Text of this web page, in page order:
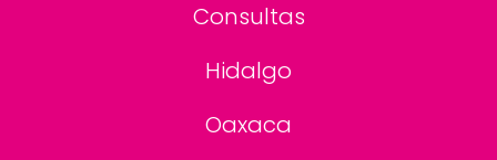
Consultas
Hidalgo
Oaxaca